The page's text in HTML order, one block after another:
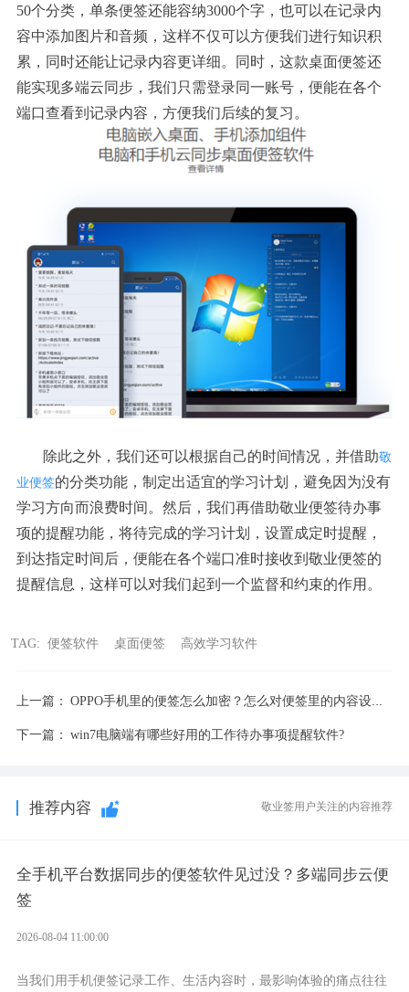
50个分类，单条便签还能容纳3000个字，也可以在记录内
容中添加图片和音频，这样不仅可以方便我们进行知识积
累，同时还能让记录内容更详细。同时，这款桌面便签还
能实现多端云同步，我们只需登录同一账号，便能在各个
端口查看到记录内容，方便我们后续的复习。
除此之外，我们还可以根据自己的时间情况，并借助敬
业便签的分类功能，制定出适宜的学习计划，避免因为没有
学习方向而浪费时间。然后，我们再借助敬业便签待办事
项的提醒功能，将待完成的学习计划，设置成定时提醒，
到达指定时间后，便能在各个端口准时接收到敬业便签的
提醒信息，这样可以对我们起到一个监督和约束的作用。
TAG: 便签软件 桌面便签 高效学习软件
上一篇： OPPO手机里的便签怎么加密？怎么对便签里的内容设置锁屏保护
下一篇： win7电脑端有哪些好用的工作待办事项提醒软件?
推荐内容 敬业签用户关注的内容推荐
全手机平台数据同步的便签软件见过没？多端同步云便
签
2026-08-04 11:00:00
当我们用手机便签记录工作、生活内容时，最影响体验的痛点往往